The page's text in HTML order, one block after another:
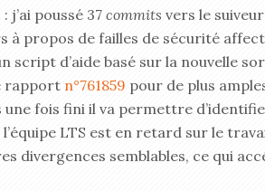
j’ai poussé 37 commits vers le
à propos de failles de sécurité
script d’aide basé sur la nouvelle
rapport n°761859 pour de plus
une fois fini il va permettre
LTS est en retard sur le
divergences semblables, ce qui